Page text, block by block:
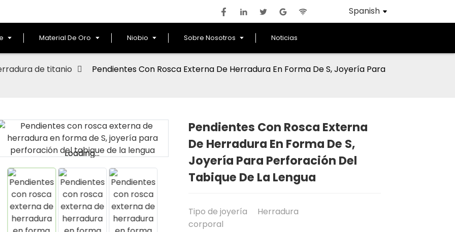
Spanish
Material De Oro Niobio Sobre Nosotros Noticias
de titanio
Pendientes Con Rosca Externa De Herradura En Forma De S, Joyería Para
Loading...
Loading...
Pendientes Con Rosca Externa
De Herradura En Forma De S,
Joyería Para Perforación Del
Tabique De La Lengua
Tipo de joyería
corporal
Herradura